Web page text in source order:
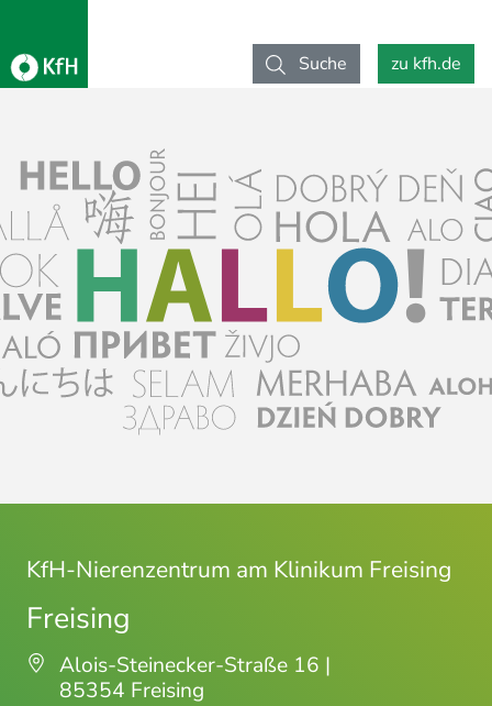
Suche zu kfh.de
KfH-Nierenzentrum am Klinikum Freising
Freising
Alois-Steinecker-Straße 16 |
85354 Freising